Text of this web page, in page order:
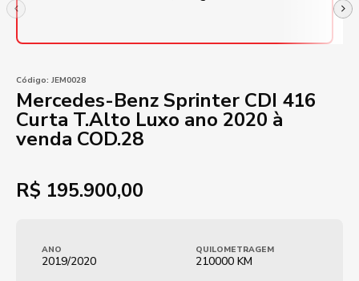
Código: JEM0028
Mercedes-Benz Sprinter CDI 416
Curta T.Alto Luxo ano 2020 à
venda COD.28
R$ 195.900,00
ANO
2019/2020
QUILOMETRAGEM
210000 KM